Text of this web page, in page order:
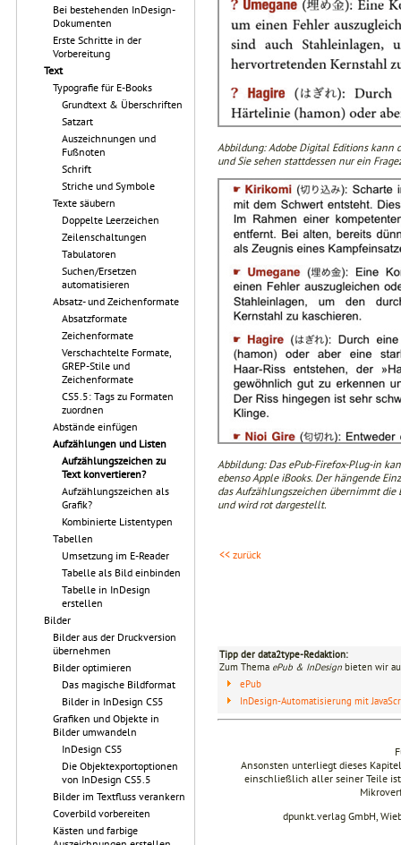
Bei bestehenden InDesign-
Dokumenten
Erste Schritte in der
Vorbereitung
Text
Typografie für E-Books
Grundtext & Überschriften
Satzart
Auszeichnungen und
Fußnoten
Schrift
Striche und Symbole
Texte säubern
Doppelte Leerzeichen
Zeilenschaltungen
Tabulatoren
Suchen/Ersetzen
automatisieren
Absatz- und Zeichenformate
Absatzformate
Zeichenformate
Verschachtelte Formate,
GREP-Stile und
Zeichenformate
CS5.5: Tags zu Formaten
zuordnen
Abstände einfügen
Aufzählungen und Listen
Aufzählungszeichen zu
Text konvertieren?
Aufzählungszeichen als
Grafik?
Kombinierte Listentypen
Tabellen
Umsetzung im E-Reader
Tabelle als Bild einbinden
Tabelle in InDesign
erstellen
Bilder
Bilder aus der Druckversion
übernehmen
Bilder optimieren
Das magische Bildformat
Bilder in InDesign CS5
Grafiken und Objekte in
Bilder umwandeln
InDesign CS5
Die Objektexportoptionen
von InDesign CS5.5
Bilder im Textfluss verankern
Coverbild vorbereiten
Kästen und farbige
Abbildung: Adobe Digital Editions kann
und Sie sehen stattdessen nur ein
Abbildung: Das ePub-Firefox-Plug-in
ebenso Apple iBooks. Der hängende
das Aufzählungszeichen übernimmt die
und wird rot dargestellt.
<< zurück
Tipp der data2type-Redaktion:
Zum Thema ePub & InDesign bieten wir
ePub
InDesign-Automatisierung mit
Ansonsten unterliegt dieses
einschließlich aller seiner Teile
dpunkt.verlag GmbH,